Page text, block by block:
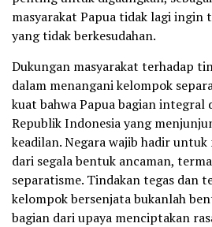
masyarakat Papua tidak lagi ingin
yang tidak berkesudahan.
Dukungan masyarakat terhadap
dalam menangani kelompok
kuat bahwa Papua bagian integral
Republik Indonesia yang
keadilan. Negara wajib hadir
dari segala bentuk ancaman,
separatisme. Tindakan tegas dan
kelompok bersenjata bukanlah
bagian dari upaya menciptakan